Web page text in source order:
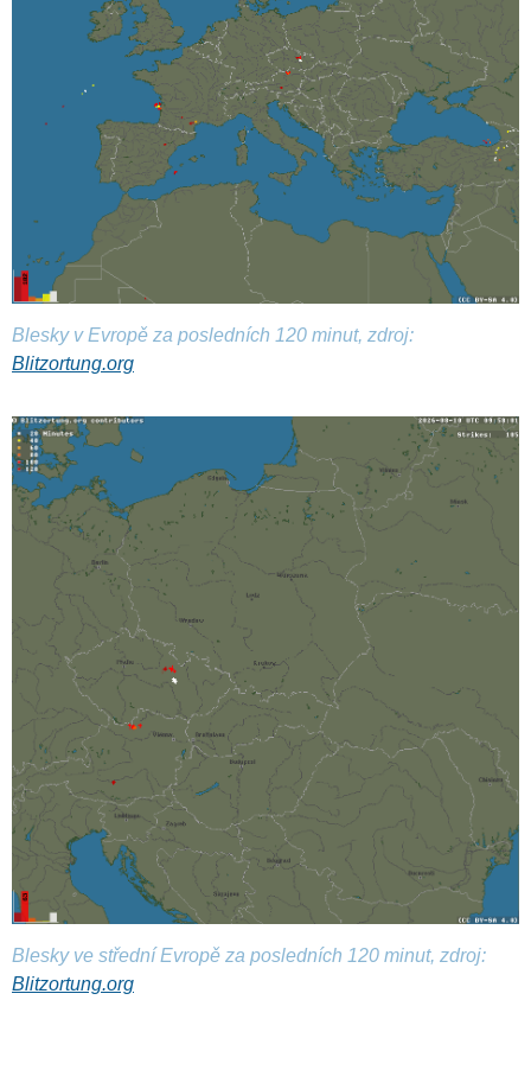
Blesky v Evropě za posledních 120 minut, zdroj:
Blitzortung.org
Blesky ve střední Evropě za posledních 120 minut, zdroj:
Blitzortung.org